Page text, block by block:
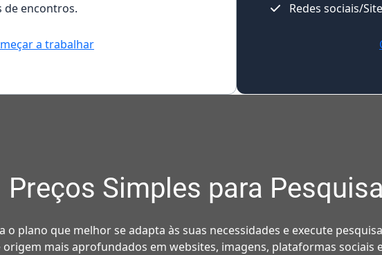
de encontros.
a trabalhar
Redes sociais/
Preços Simples para
o plano que melhor se adapta às suas necessidades e execute
origem mais aprofundados em websites, imagens, plataformas sociais